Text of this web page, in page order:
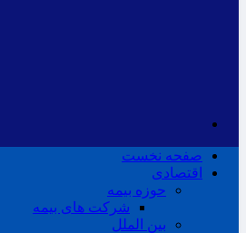
صفحه نخست
اقتصادی
حوزه بیمه
شرکت های بیمه
بین الملل